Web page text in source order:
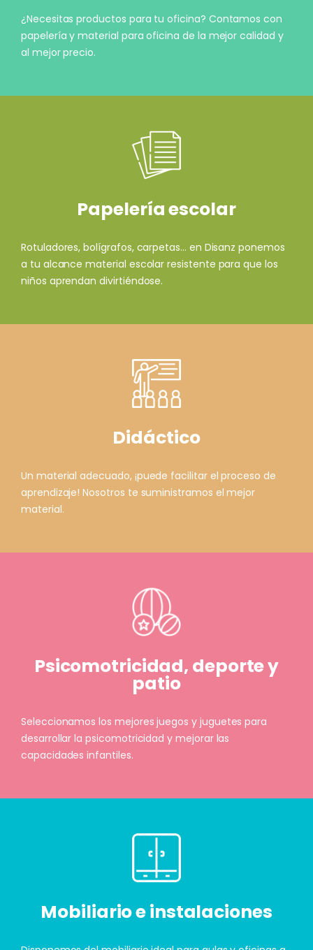
¿Necesitas productos para tu oficina? Contamos con
papelería y material para oficina de la mejor calidad y
al mejor precio.
Papelería escolar
Rotuladores, bolígrafos, carpetas... en Disanz ponemos
a tu alcance material escolar resistente para que los
niños aprendan divirtiéndose.
Didáctico
Un material adecuado, ¡puede facilitar el proceso de
aprendizaje! Nosotros te suministramos el mejor
material.
Psicomotricidad, deporte y
patio
Seleccionamos los mejores juegos y juguetes para
desarrollar la psicomotricidad y mejorar las
capacidades infantiles.
Mobiliario e instalaciones